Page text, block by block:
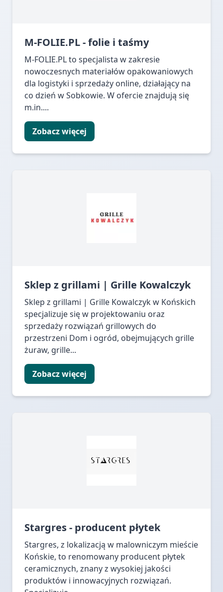
M-FOLIE.PL - folie i taśmy
M-FOLIE.PL to specjalista w zakresie
nowoczesnych materiałów opakowaniowych
dla logistyki i sprzedaży online, działający na
co dzień w Sobkowie. W ofercie znajdują się
m.in....
Zobacz więcej
Sklep z grillami | Grille Kowalczyk
Sklep z grillami | Grille Kowalczyk w Końskich
specjalizuje się w projektowaniu oraz
sprzedaży rozwiązań grillowych do
przestrzeni Dom i ogród, obejmujących grille
żuraw, grille...
Zobacz więcej
Stargres - producent płytek
Stargres, z lokalizacją w malowniczym mieście
Końskie, to renomowany producent płytek
ceramicznych, znany z wysokiej jakości
produktów i innowacyjnych rozwiązań.